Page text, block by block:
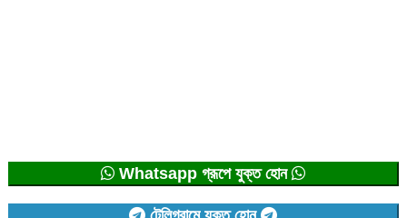
Whatsapp গ্রূপে যুক্ত হোন